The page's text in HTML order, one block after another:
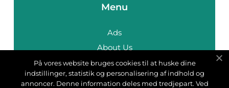
Menu
Ads
About Us
Cookies
Contact
På vores website bruges cookies til at huske dine
indstillinger, statistik og personalisering af indhold og
annoncer. Denne information deles med tredjepart. Ved